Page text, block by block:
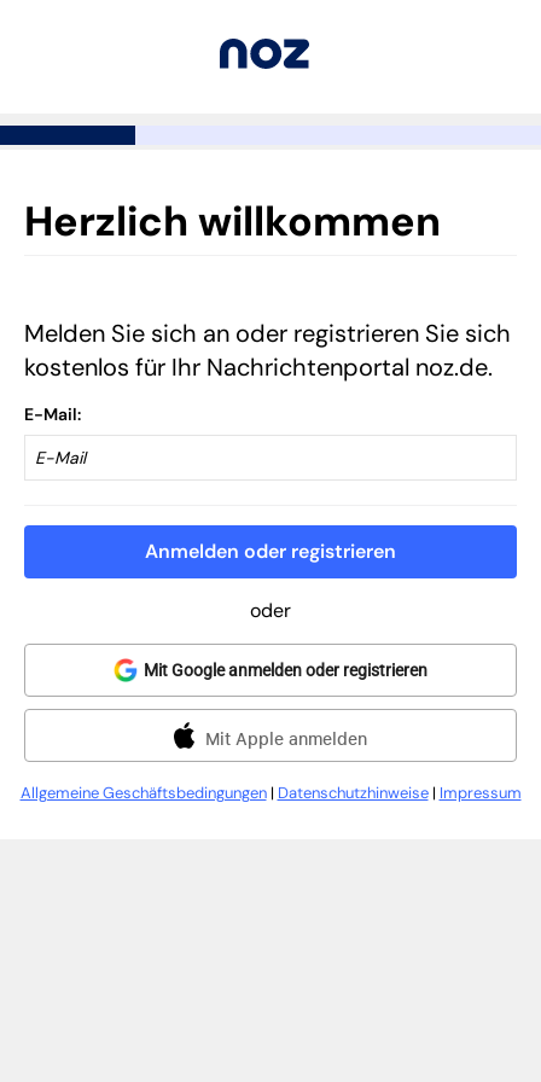
Herzlich willkommen
Melden Sie sich an oder registrieren Sie sich
kostenlos für Ihr Nachrichtenportal noz.de.
E-Mail
Anmelden oder registrieren
oder
Mit Google anmelden oder registrieren
Mit Apple anmelden
Allgemeine Geschäftsbedingungen| Datenschutzhinweise| Impressum